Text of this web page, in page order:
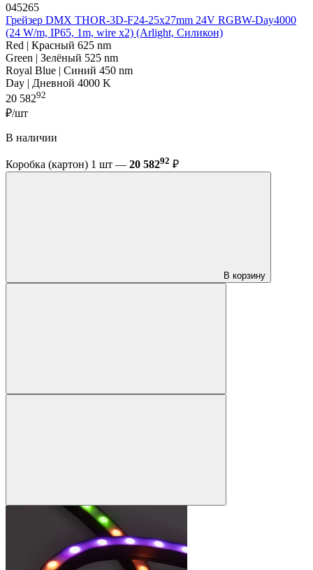
045265
Грейзер DMX THOR-3D-F24-25x27mm 24V RGBW-Day4000
(24 W/m, IP65, 1m, wire x2) (Arlight, Силикон)
Red | Красный 625 nm
Green | Зелёный 525 nm
Royal Blue | Синий 450 nm
Day | Дневной 4000 K
20 58292
₽/шт
В наличии
Коробка (картон) 1 шт — 20 58292 ₽
В корзину